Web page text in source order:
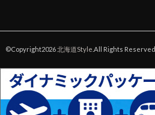
©Copyright2026北海道Style .All Rights Reserved.